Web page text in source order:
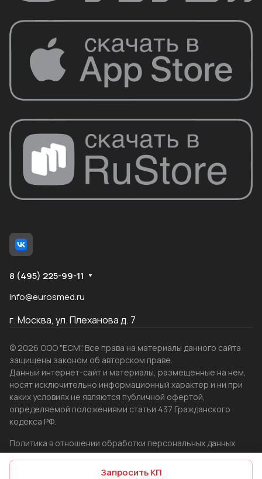
Запросить КП
8 (495) 225-99-11
info@eurosmed.ru
г. Москва, ул. Плеханова д. 7
© 2026 ООО "ЕСМ". Все права на материалы данного сайта
защищены законом об авторском праве.
Данный интернет-сайт и материалы, размещенные на нем,
носят исключительно информационный характер и ни при
каких условиях не являются публичной офертой,
определяемой положениями статьи 437 Гражданского
кодекса РФ.
Политика в отношении обработки персональных данных
Создание сайта